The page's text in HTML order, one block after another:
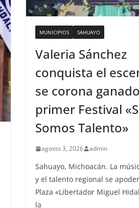
MUNICIPIOS SAHUAYO
Valeria Sánchez
conquista el
se corona
primer Festival
Somos Talento»
agosto 3, 2026 admin
Sahuayo, Michoacán. La
y el talento regional se
Plaza «Libertador Miguel
la